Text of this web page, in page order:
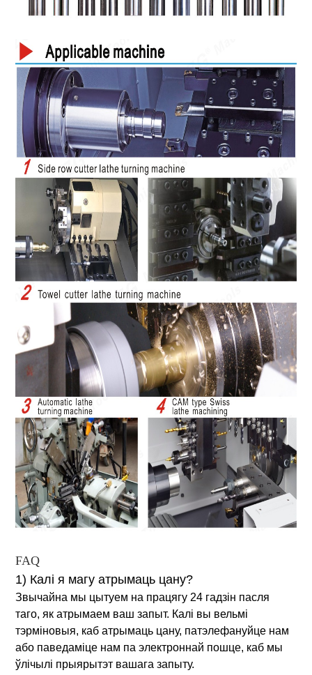
FAQ
1) Калі я магу атрымаць цану?
Звычайна мы цытуем на працягу 24 гадзін пасля
таго, як атрымаем ваш запыт. Калі вы вельмі
тэрміновыя, каб атрымаць цану, патэлефануйце нам
або паведаміце нам па электроннай пошце, каб мы
ўлічылі прыярытэт вашага запыту.